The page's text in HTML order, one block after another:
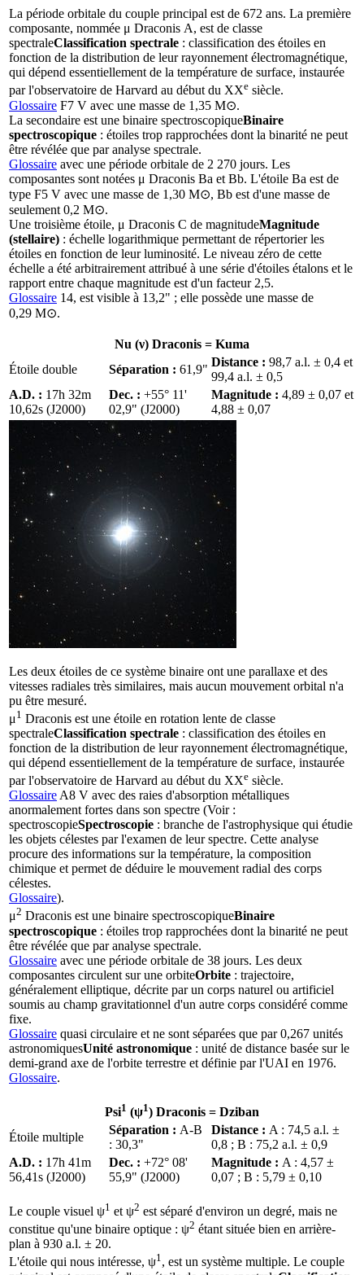
La période orbitale du couple principal est de 672 ans. La première
composante, nommée μ Draconis A, est de classe
spectraleClassification spectrale : classification des étoiles en
fonction de la distribution de leur rayonnement électromagnétique,
qui dépend essentiellement de la température de surface, instaurée
par l'observatoire de Harvard au début du XXe siècle.
Glossaire F7 V avec une masse de 1,35 M⊙.
La secondaire est une binaire spectroscopiqueBinaire
spectroscopique : étoiles trop rapprochées dont la binarité ne peut
être révélée que par analyse spectrale.
Glossaire avec une période orbitale de 2 270 jours. Les
composantes sont notées μ Draconis Ba et Bb. L'étoile Ba est de
type F5 V avec une masse de 1,30 M⊙, Bb est d'une masse de
seulement 0,2 M⊙.
Une troisième étoile, μ Draconis C de magnitudeMagnitude
(stellaire) : échelle logarithmique permettant de répertorier les
étoiles en fonction de leur luminosité. Le niveau zéro de cette
échelle a été arbitrairement attribué à une série d'étoiles étalons et le
rapport entre chaque magnitude est d'un facteur 2,5.
Glossaire 14, est visible à 13,2" ; elle possède une masse de
0,29 M⊙.
Nu (ν) Draconis = Kuma
Étoile double
Séparation : 61,9"
Distance : 98,7 a.l. ± 0,4 et
99,4 a.l. ± 0,5
A.D. : 17h 32m
10,62s (J2000)
Dec. : +55° 11'
02,9" (J2000)
Magnitude : 4,89 ± 0,07 et
4,88 ± 0,07
Les deux étoiles de ce système binaire ont une parallaxe et des
vitesses radiales très similaires, mais aucun mouvement orbital n'a
pu être mesuré.
μ 1 Draconis est une étoile en rotation lente de classe
spectraleClassification spectrale : classification des étoiles en
fonction de la distribution de leur rayonnement électromagnétique,
qui dépend essentiellement de la température de surface, instaurée
par l'observatoire de Harvard au début du XXe siècle.
Glossaire A8 V avec des raies d'absorption métalliques
anormalement fortes dans son spectre (Voir :
spectroscopieSpectroscopie : branche de l'astrophysique qui étudie
les objets célestes par l'examen de leur spectre. Cette analyse
procure des informations sur la température, la composition
chimique et permet de déduire le mouvement radial des corps
célestes.
Glossaire).
μ2 Draconis est une binaire spectroscopiqueBinaire
spectroscopique : étoiles trop rapprochées dont la binarité ne peut
être révélée que par analyse spectrale.
Glossaire avec une période orbitale de 38 jours. Les deux
composantes circulent sur une orbiteOrbite : trajectoire,
généralement elliptique, décrite par un corps naturel ou artificiel
soumis au champ gravitationnel d'un autre corps considéré comme
fixe.
Glossaire quasi circulaire et ne sont séparées que par 0,267 unités
astronomiquesUnité astronomique : unité de distance basée sur le
demi-grand axe de l'orbite terrestre et définie par l'UAI en 1976.
Glossaire.
Psi1 (ψ1) Draconis = Dziban
Étoile multiple
Séparation : A-B
: 30,3"
Distance : A : 74,5 a.l. ±
0,8 ; B : 75,2 a.l. ± 0,9
A.D. : 17h 41m
56,41s (J2000)
Dec. : +72° 08'
55,9" (J2000)
Magnitude : A : 4,57 ±
0,07 ; B : 5,79 ± 0,10
Le couple visuel ψ1 et ψ2 est séparé d'environ un degré, mais ne
constitue qu'une binaire optique : ψ2 étant située bien en arrière-
plan à 930 a.l. ± 20.
L'étoile qui nous intéresse, ψ1, est un système multiple. Le couple